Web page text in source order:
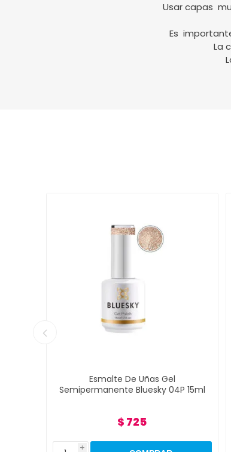
Usar capas
Es
La
Esmalte De Uñas Gel
Semipermanente Bluesky 04P 15ml
$ 725